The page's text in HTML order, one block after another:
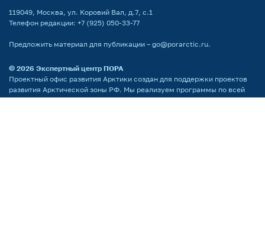
119049, Москва, ул. Коровий Вал, д.7, с.1
Телефон редакции: +7 (925) 050-33-77
Предложить материал для публикации – go@porarctic.ru.
© 2026 Экспертный центр ПОРА
Проектный офис развития Арктики создан для поддержки проектов
развития Арктической зоны РФ. Мы реализуем программы по всей
территории Арктики, поддерживаем молодых ученых